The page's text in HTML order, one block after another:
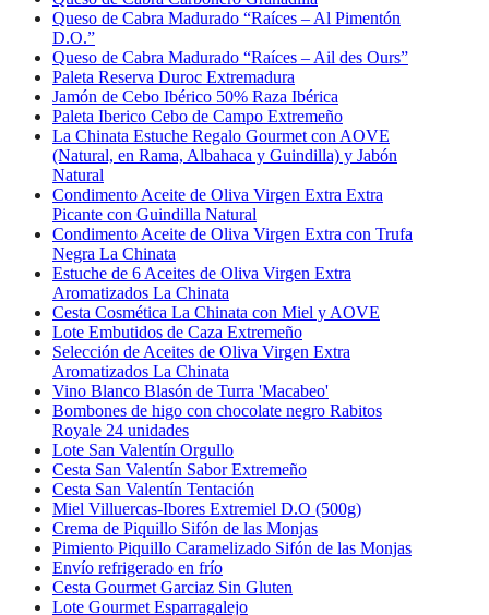
Queso de Cabra Madurado “Raíces – Al Pimentón
D.O.”
Queso de Cabra Madurado “Raíces – Ail des Ours”
Paleta Reserva Duroc Extremadura
Jamón de Cebo Ibérico 50% Raza Ibérica
Paleta Iberico Cebo de Campo Extremeño
La Chinata Estuche Regalo Gourmet con AOVE
(Natural, en Rama, Albahaca y Guindilla) y Jabón
Natural
Condimento Aceite de Oliva Virgen Extra Extra
Picante con Guindilla Natural
Condimento Aceite de Oliva Virgen Extra con Trufa
Negra La Chinata
Estuche de 6 Aceites de Oliva Virgen Extra
Aromatizados La Chinata
Cesta Cosmética La Chinata con Miel y AOVE
Lote Embutidos de Caza Extremeño
Selección de Aceites de Oliva Virgen Extra
Aromatizados La Chinata
Vino Blanco Blasón de Turra 'Macabeo'
Bombones de higo con chocolate negro Rabitos
Royale 24 unidades
Lote San Valentín Orgullo
Cesta San Valentín Sabor Extremeño
Cesta San Valentín Tentación
Miel Villuercas-Ibores Extremiel D.O (500g)
Crema de Piquillo Sifón de las Monjas
Pimiento Piquillo Caramelizado Sifón de las Monjas
Envío refrigerado en frío
Cesta Gourmet Garciaz Sin Gluten
Lote Gourmet Esparragalejo